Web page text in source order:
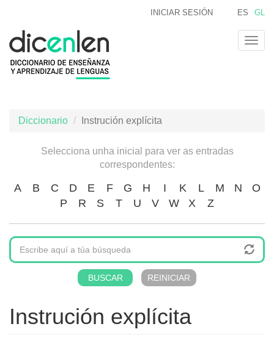
contido
principal
ES GL
INICIAR SESIÓN
Diccionario Instrución explícita
Selecciona unha inicial para ver as entradas
correspondentes:
A B C D E F G H I K L M N
O
P
R S T U V W X Z
Instrución explícita